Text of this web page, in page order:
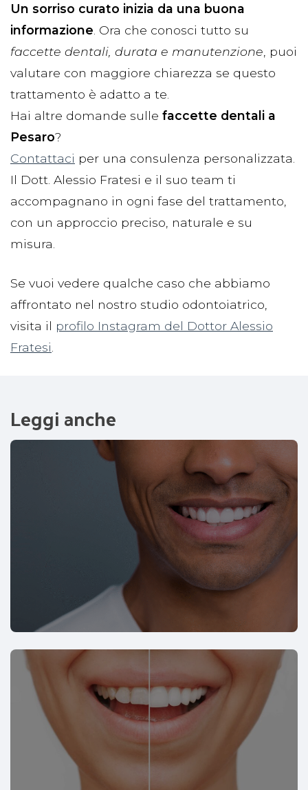
Un sorriso curato inizia da una buona
informazione . Ora che conosci tutto su
faccette dentali, durata e manutenzione , puoi
valutare con maggiore chiarezza se questo
trattamento è adatto a te.
Hai altre domande sulle faccette dentali a
Pesaro?
Contattaci per una consulenza personalizzata.
Il Dott. Alessio Fratesi e il suo team ti
accompagnano in ogni fase del trattamento,
con un approccio preciso, naturale e su
misura.
Se vuoi vedere qualche caso che abbiamo
affrontato nel nostro studio odontoiatrico,
visita il profilo Instagram del Dottor Alessio
Fratesi
Leggi anche
Faccette dentali
Faccette dentali: i benefici e a chi sono
consigliate
Di Alessio Fratesi